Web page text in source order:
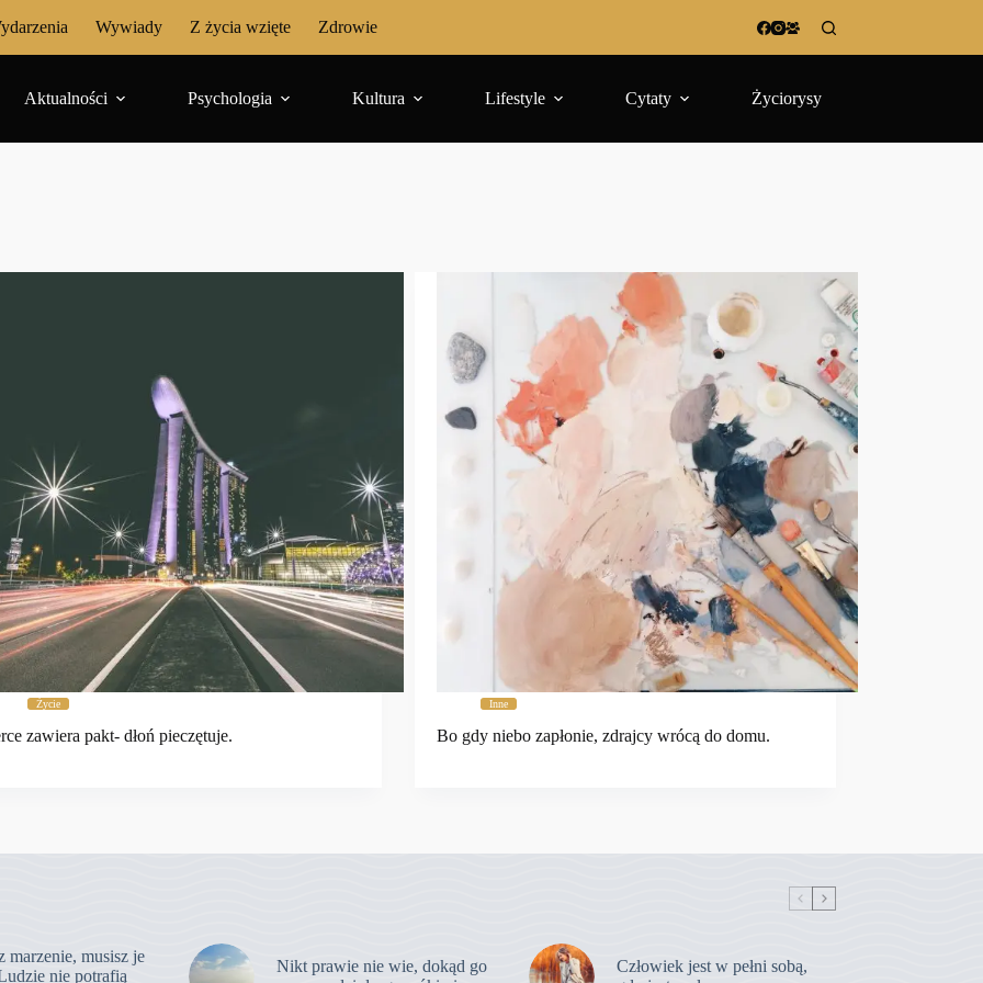
Wywiady Z życia wzięte Zdrowie
Aktualności Psychologia Kultura Lifestyle Cytaty Życiorysy
Życie
zawiera pakt- dłoń pieczętuje.
Inne
Bo gdy niebo zapłonie, zdrajcy wrócą do domu.
marzenie, musisz je
nie potrafią
Nikt prawie nie wie, dokąd go
Człowiek jest w pełni sobą,